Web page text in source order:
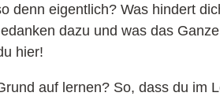
denn eigentlich? Was hindert
dazu und was das
hier!
auf lernen? So, dass du im